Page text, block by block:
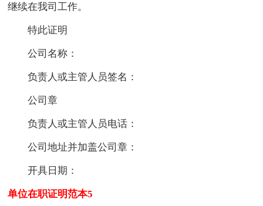
继续在我司工作。
特此证明
公司名称：
负责人或主管人员签名：
公司章
负责人或主管人员电话：
公司地址并加盖公司章：
开具日期：
单位在职证明范本5